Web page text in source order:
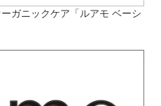
ガニックケア「ルアモ ベーシ